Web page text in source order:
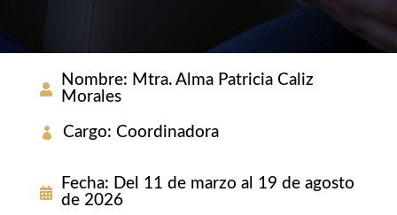
Nombre: Mtra. Alma Patricia Caliz
Morales
Cargo: Coordinadora
Fecha: Del 11 de marzo al 19 de agosto
de 2026